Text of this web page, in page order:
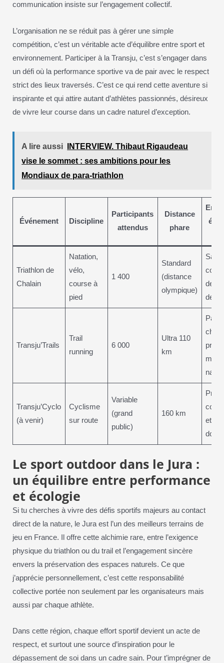
communication insiste sur l’engagement collectif.
L’organisation ne se réduit pas à gérer une simple
compétition, c’est un véritable acte d’équilibre entre sport et
environnement. Participer à la Transju, c’est s’engager dans
un défi où la performance sportive va de pair avec le respect
strict des lieux traversés. C’est ce qui rend cette aventure si
inspirante et qui attire autant d’athlètes passionnés, désireux
de vivre leur course dans un cadre naturel d’exception.
A lire aussi
INTERVIEW. Thibaut Rigaudeau
vise le sommet : ses ambitions pour les
Mondiaux de para-triathlon
Événement Discipline
Participants
attendus
Distance
phare
Triathlon de
Chalain
Natation,
vélo,
course à
pied
1 400
Standard
(distance
olympique)
de
Transju’Trails
Trail
running
6 000
Ultra 110
km
Transju’Cyclo
(à venir)
Cyclisme
sur route
Variable
(grand
public)
160 km
et
doux
Le sport outdoor dans le Jura :
un équilibre entre performance
et écologie
Si tu cherches à vivre des défis sportifs majeurs au contact
direct de la nature, le Jura est l’un des meilleurs terrains de
jeu en France. Il offre cette alchimie rare, entre l’exigence
physique du triathlon ou du trail et l’engagement sincère
envers la préservation des espaces naturels. Ce que
j’apprécie personnellement, c’est cette responsabilité
collective portée non seulement par les organisateurs mais
aussi par chaque athlète.
Dans cette région, chaque effort sportif devient un acte de
respect, et surtout une source d’inspiration pour le
dépassement de soi dans un cadre sain. Pour t’imprégner de